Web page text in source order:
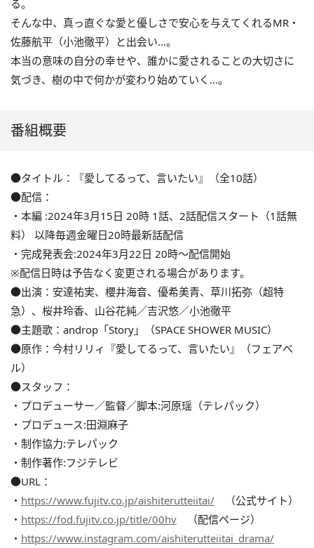
る。
そんな中、真っ直ぐな愛と優しさで安心を与えてくれるMR・
佐藤航平（小池徹平）と出会い…。
本当の意味の自分の幸せや、誰かに愛されることの大切さに
気づき、樹の中で何かが変わり始めていく…。
番組概要
●タイトル：『愛してるって、言いたい』（全10話）
●配信：
・本編 :2024年3月15日 20時 1話、2話配信スタート（1話無
料） 以降毎週金曜日20時最新話配信
・完成発表会:2024年3月22日 20時〜配信開始
※配信日時は予告なく変更される場合があります。
●出演：安達祐実、櫻井海音、優希美青、草川拓弥（超特
急）、桜井玲香、山谷花純／吉沢悠／小池徹平
●主題歌：androp「Story」（SPACE SHOWER MUSIC）
●原作：今村リリィ『愛してるって、言いたい』（フェアベ
ル）
●スタッフ：
・プロデューサー／監督／脚本:河原瑶（テレパック）
・プロデュース:田淵麻子
・制作協力:テレパック
・制作著作:フジテレビ
●URL：
・ https://www.fujitv.co.jp/aishiterutteiitai/ （公式サイト）
・ https://fod.fujitv.co.jp/title/00hv （配信ページ）
・ https://www.instagram.com/aishiterutteiitai_drama/